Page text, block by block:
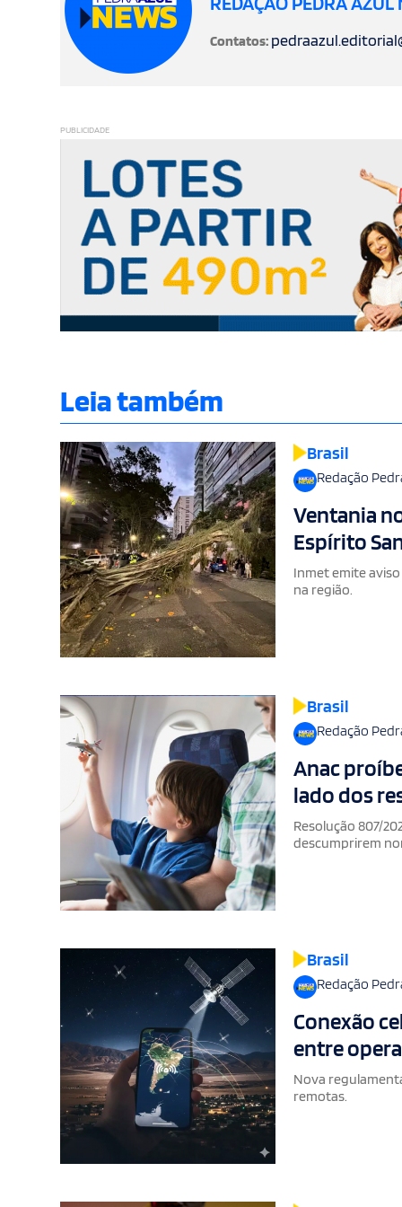
Contatos:
PUBLICIDADE
Leia também
Brasil
Redação
Ventania
Espírito
Inmet emite
na região.
Brasil
Redação
Anac
lado dos
Resolução 807/
descumprirem
Brasil
Redação
Conexão
entre
Nova
remotas.